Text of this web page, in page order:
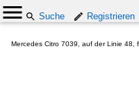
Suche
Registrieren
Mercedes Citro 7039, auf der Linie